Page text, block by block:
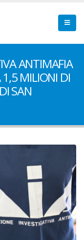
ANTIMAFIA
1,5 MILIONI DI
SAN